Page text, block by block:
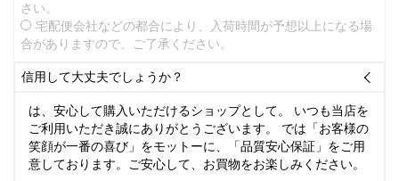
さい。
宅配便会社などの都合により、入荷時間が予想以上になる場
合がありますので、ご了承ください。
信用して大丈夫でしょうか？ 
は、安心して購入いただけるショップとして。 いつも当店を
ご利用いただき誠にありがとうございます。 では「お客様の
笑顔が一番の喜び」をモットーに、「品質安心保証」をご用
意しております。ご安心して、お買物をお楽しみください。